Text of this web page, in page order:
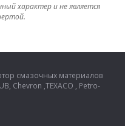
характер и не является
смазочных материалов
Chevron ,TEXACO , Petro-